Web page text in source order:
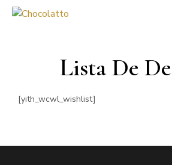
Lista De
[yith_wcwl_wishlist]